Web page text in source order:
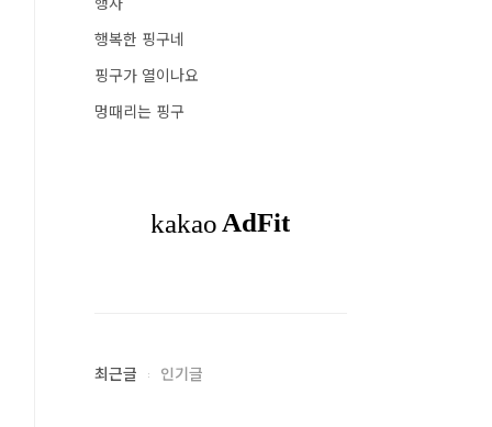
행복한 핑구네
핑구가 열이나요
멍때리는 핑구
최근글 인기글